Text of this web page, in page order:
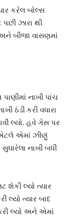
કરેલ બોલ્સ
ઝારા થી
અને બીજા વાસણમાં
નાખી પાંચ
ઠંડી કરી વધારા
લ્યો. હવે ગેસ પર
એમાં ઝીણું
નાખી બધી
શેકી લ્યો ત્યાર
લ્યો ત્યાર બાદ
લ્યો અને એમાં